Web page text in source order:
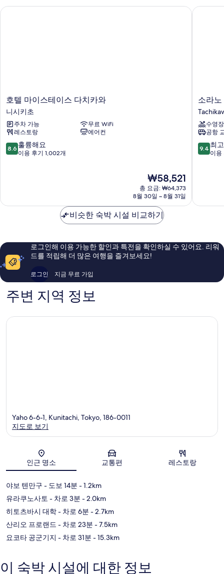
호
텔
마
이
스
테
이
니
호텔 마이스테이스 다치카와
니시키초
주차 가능
무료 WiFi
레스토랑
에어컨
10
점
훌
이
후
기
8.6 훌륭해요
이용 후기 1,002개
현
재
요
₩58,521
₩58,521
총 요금: ₩64,373
8월 30일 ~ 8월 31일
호텔 마이스테이스 다치카와
소
라
노
호
텔
소라노
수영장
공항
10
점
최
이
용
9.4 최
이용
소라노
비슷한 숙박 시설 비교하기
로그인해 이용 가능한 할인과 특전을 확인하실 수 있어요. 리워
드를 적립해 더 많은 여행을 즐겨보세요!
로그인 지금 무료 가입
주변 지역 정보
지도
Yaho 6-6-1, Kunitachi, Tokyo, 186-0011
지도로 보기
인근 명소 교통편 레스토랑
야보 텐만구 - 도보 14분 - 1.2km
유라쿠노사토 - 차로 3분 - 2.0km
히토츠바시 대학- 차로 6분 - 2.7km
산리오 프로랜드 - 차로 23분 - 7.5km
요코타 공군기지 - 차로 31분 - 15.3km
이 숙박 시설에 대한 정보